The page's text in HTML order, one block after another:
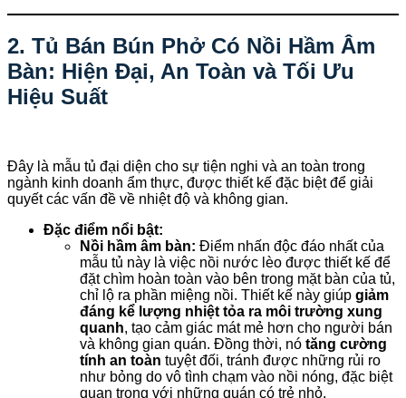
2. Tủ Bán Bún Phở Có Nồi Hầm Âm
Bàn: Hiện Đại, An Toàn và Tối Ưu
Hiệu Suất
Đây là mẫu tủ đại diện cho sự tiện nghi và an toàn trong
ngành kinh doanh ẩm thực, được thiết kế đặc biệt để giải
quyết các vấn đề về nhiệt độ và không gian.
Đặc điểm nổi bật:
Nồi hầm âm bàn: Điểm nhấn độc đáo nhất của
mẫu tủ này là việc nồi nước lèo được thiết kế để
đặt chìm hoàn toàn vào bên trong mặt bàn của tủ,
chỉ lộ ra phần miệng nồi. Thiết kế này giúp giảm
đáng kể lượng nhiệt tỏa ra môi trường xung
quanh, tạo cảm giác mát mẻ hơn cho người bán
và không gian quán. Đồng thời, nó tăng cường
tính an toàn tuyệt đối, tránh được những rủi ro
như bỏng do vô tình chạm vào nồi nóng, đặc biệt
quan trọng với những quán có trẻ nhỏ.